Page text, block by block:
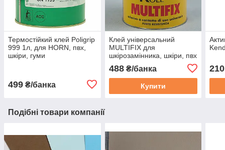
Термостійкий клей Poligrip
999 1л, для HORN, пвх,
шкіри, гуми
499 ₴/банка
Клей універсальний
MULTIFIX для
шкірозамінника, шкіри, пвх
488₴/банка
Купити
210
Подібні товари компанії